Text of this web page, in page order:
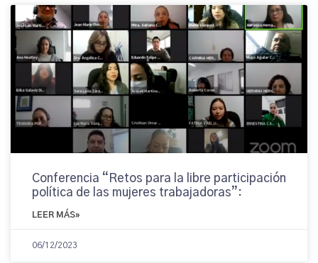
Conferencia “Retos para la libre participación
política de las mujeres trabajadoras”:
LEER MÁS»
06/12/2023